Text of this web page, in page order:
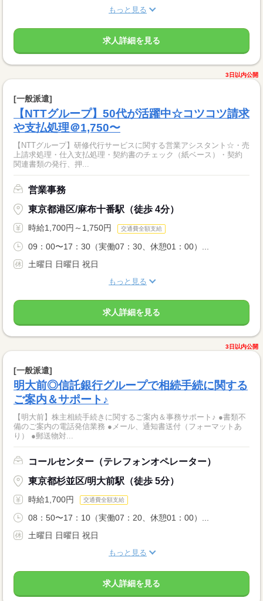
もっと見る
求人詳細を見る
3日以内公開
[一般派遣]
【NTTグループ】50代が活躍中☆コツコツ請求
や支払処理＠1,750〜
【NTTグループ】研修代行サービスに関する営業アシスタント☆・売
上請求処理・仕入支払処理・契約書のチェック（紙ベース）・契約
関連書類の発行、押...
営業事務
東京都港区/麻布十番駅（徒歩 4分）
時給1,700円～1,750円 交通費全額支給
09：00〜17：30（実働07：30、休憩01：00）...
土曜日 日曜日 祝日
もっと見る
求人詳細を見る
3日以内公開
[一般派遣]
明大前◎信託銀行グループで相続手続に関する
ご案内＆サポート♪
【明大前】株主相続手続きに関するご案内＆事務サポート♪ ●書類不
備のご案内の電話発信業務 ●メール、通知書送付（フォーマットあ
り） ●郵送物対...
コールセンター（テレフォンオペレーター）
東京都杉並区/明大前駅（徒歩 5分）
時給1,700円 交通費全額支給
08：50〜17：10（実働07：20、休憩01：00）...
土曜日 日曜日 祝日
もっと見る
求人詳細を見る